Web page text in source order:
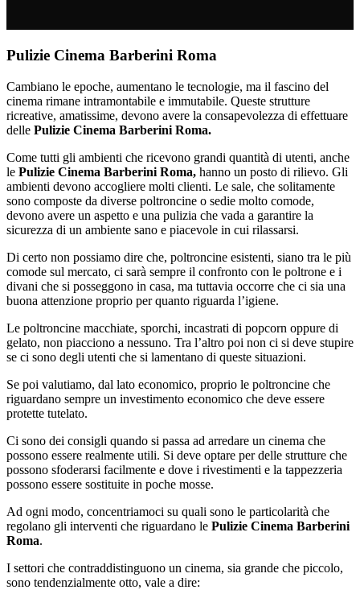
Pulizie Cinema Barberini Roma
Cambiano le epoche, aumentano le tecnologie, ma il fascino del
cinema rimane intramontabile e immutabile. Queste strutture
ricreative, amatissime, devono avere la consapevolezza di effettuare
delle Pulizie Cinema Barberini Roma.
Come tutti gli ambienti che ricevono grandi quantità di utenti, anche
le Pulizie Cinema Barberini Roma, hanno un posto di rilievo. Gli
ambienti devono accogliere molti clienti. Le sale, che solitamente
sono composte da diverse poltroncine o sedie molto comode,
devono avere un aspetto e una pulizia che vada a garantire la
sicurezza di un ambiente sano e piacevole in cui rilassarsi.
Di certo non possiamo dire che, poltroncine esistenti, siano tra le più
comode sul mercato, ci sarà sempre il confronto con le poltrone e i
divani che si posseggono in casa, ma tuttavia occorre che ci sia una
buona attenzione proprio per quanto riguarda l’igiene.
Le poltroncine macchiate, sporchi, incastrati di popcorn oppure di
gelato, non piacciono a nessuno. Tra l’altro poi non ci si deve stupire
se ci sono degli utenti che si lamentano di queste situazioni.
Se poi valutiamo, dal lato economico, proprio le poltroncine che
riguardano sempre un investimento economico che deve essere
protette tutelato.
Ci sono dei consigli quando si passa ad arredare un cinema che
possono essere realmente utili. Si deve optare per delle strutture che
possono sfoderarsi facilmente e dove i rivestimenti e la tappezzeria
possono essere sostituite in poche mosse.
Ad ogni modo, concentriamoci su quali sono le particolarità che
regolano gli interventi che riguardano le Pulizie Cinema Barberini
Roma.
I settori che contraddistinguono un cinema, sia grande che piccolo,
sono tendenzialmente otto, vale a dire: